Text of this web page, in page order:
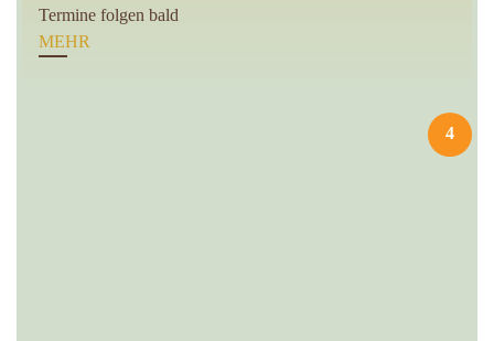
Termine folgen bald
MEHR
4